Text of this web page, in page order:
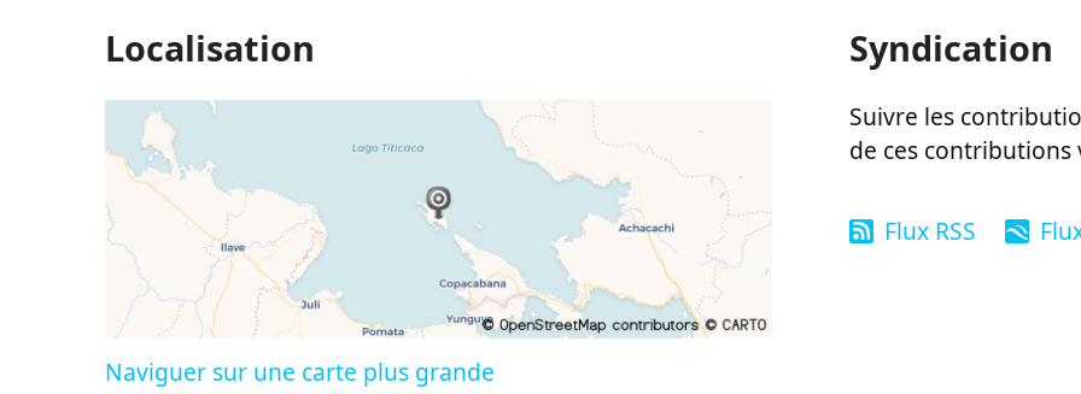
Localisation
Naviguer sur une carte plus grande
Syndication
Suivre les
de ces
Flux RSS